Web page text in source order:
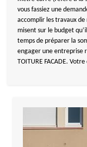
vous fassiez une
accomplir les travaux de
misent sur le budget
temps de préparer la
engager une entreprise
TOITURE FACADE.